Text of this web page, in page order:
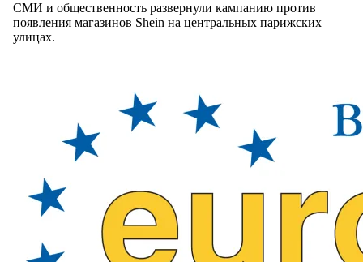
СМИ и общественность развернули кампанию против
появления магазинов Shein на центральных парижских
улицах.